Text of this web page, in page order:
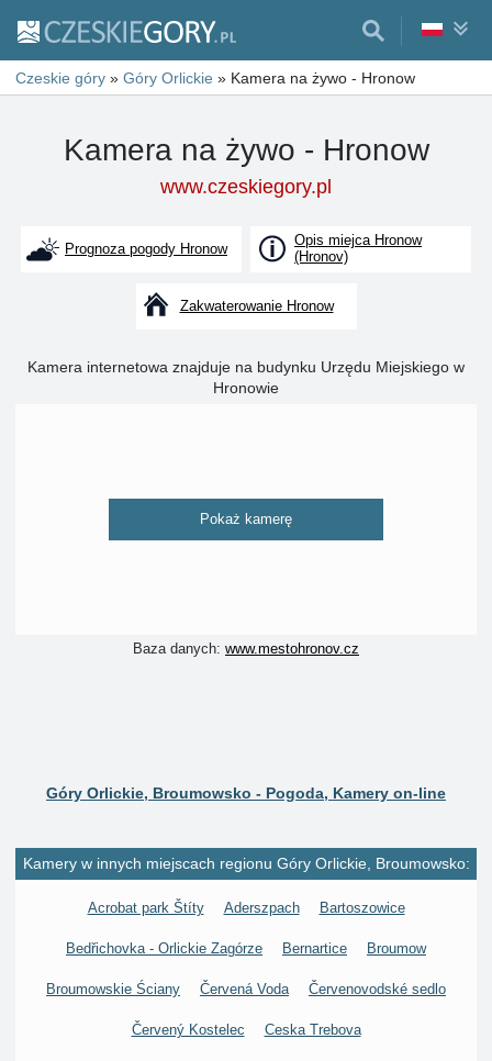
Czeskie góry » Góry Orlickie » Kamera na żywo - Hronow
Kamera na żywo - Hronow
www.czeskiegory.pl
Prognoza pogody Hronow
Opis miejca Hronow
(Hronov)
Zakwaterowanie Hronow
Kamera internetowa znajduje na budynku Urzędu Miejskiego w
Hronowie
Pokaż kamerę
Baza danych: www.mestohronov.cz
Góry Orlickie, Broumowsko - Pogoda, Kamery on-line
Kamery w innych miejscach regionu Góry Orlickie, Broumowsko:
Acrobat park Štíty Aderszpach Bartoszowice
Bedřichovka - Orlickie Zagórze Bernartice Broumow
Broumowskie Ściany Červená Voda Červenovodské sedlo
Červený Kostelec Ceska Trebova